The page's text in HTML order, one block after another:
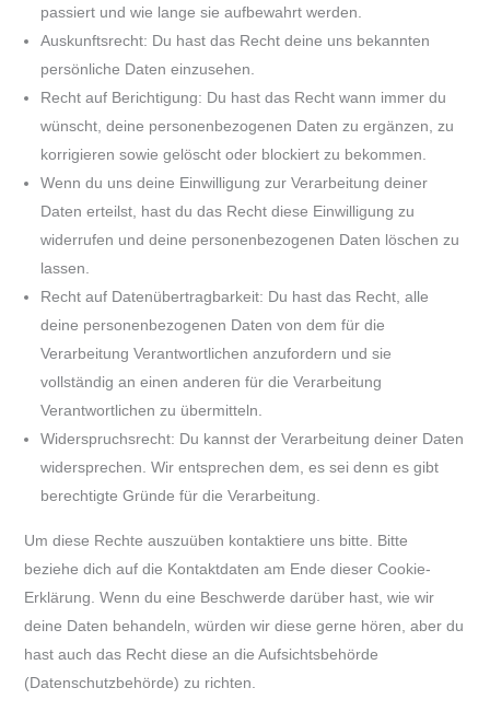
passiert und wie lange sie aufbewahrt werden.
Auskunftsrecht: Du hast das Recht deine uns bekannten
persönliche Daten einzusehen.
Recht auf Berichtigung: Du hast das Recht wann immer du
wünscht, deine personenbezogenen Daten zu ergänzen, zu
korrigieren sowie gelöscht oder blockiert zu bekommen.
Wenn du uns deine Einwilligung zur Verarbeitung deiner
Daten erteilst, hast du das Recht diese Einwilligung zu
widerrufen und deine personenbezogenen Daten löschen zu
lassen.
Recht auf Datenübertragbarkeit: Du hast das Recht, alle
deine personenbezogenen Daten von dem für die
Verarbeitung Verantwortlichen anzufordern und sie
vollständig an einen anderen für die Verarbeitung
Verantwortlichen zu übermitteln.
Widerspruchsrecht: Du kannst der Verarbeitung deiner Daten
widersprechen. Wir entsprechen dem, es sei denn es gibt
berechtigte Gründe für die Verarbeitung.
Um diese Rechte auszuüben kontaktiere uns bitte. Bitte
beziehe dich auf die Kontaktdaten am Ende dieser Cookie-
Erklärung. Wenn du eine Beschwerde darüber hast, wie wir
deine Daten behandeln, würden wir diese gerne hören, aber du
hast auch das Recht diese an die Aufsichtsbehörde
(Datenschutzbehörde) zu richten.